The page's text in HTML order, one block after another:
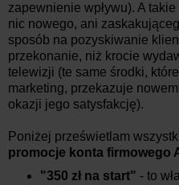
zapewnienie wpływu). A
nic nowego, ani
sposób na pozyskiwanie
przekonanie, niż krocie
telewizji (te same środki,
marketing, przekazuje
okazji jego satysfakcję).
Poniżej prześwietlam
promocje konta firmowego
"350 zł na start" - to